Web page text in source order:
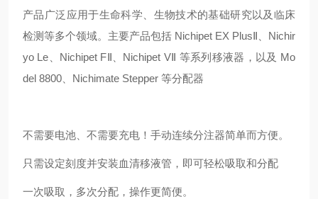
产品广泛应用于生命科学、生物技术的基础研究以及临床
检测等多个领域。主要产品包括 Nichipet EX PlusⅡ、Nichir
yo Le、Nichipet FⅡ、Nichipet VⅡ 等系列移液器，以及 Mo
del 8800、Nichimate Stepper 等分配器
不需要电池、不需要充电！手动连续分注器简单而方便。
只需设定刻度并安装血清移液管，即可轻松吸取和分配
一次吸取，多次分配，操作更简便。